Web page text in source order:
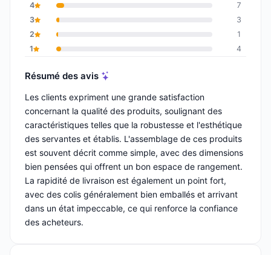
4
7
3
3
2
1
1
4
Résumé des avis
Les clients expriment une grande satisfaction
concernant la qualité des produits, soulignant des
caractéristiques telles que la robustesse et l'esthétique
des servantes et établis. L'assemblage de ces produits
est souvent décrit comme simple, avec des dimensions
bien pensées qui offrent un bon espace de rangement.
La rapidité de livraison est également un point fort,
avec des colis généralement bien emballés et arrivant
dans un état impeccable, ce qui renforce la confiance
des acheteurs.